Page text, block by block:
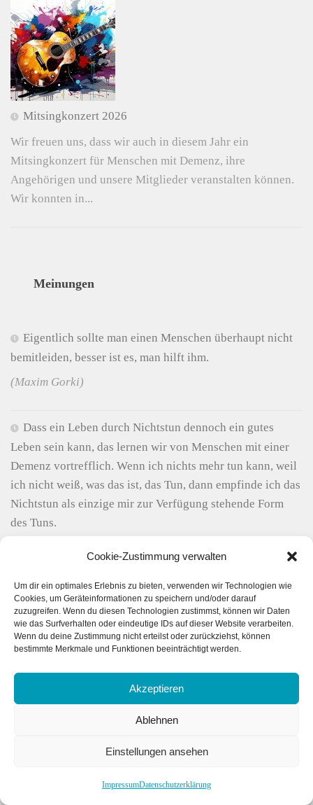
Cookie-Zustimmung verwalten
Um dir ein optimales Erlebnis zu bieten, verwenden wir Technologien wie
Cookies, um Geräteinformationen zu speichern und/oder darauf
zuzugreifen. Wenn du diesen Technologien zustimmst, können wir Daten
wie das Surfverhalten oder eindeutige IDs auf dieser Website verarbeiten.
Wenn du deine Zustimmung nicht erteilst oder zurückziehst, können
bestimmte Merkmale und Funktionen beeinträchtigt werden.
Akzeptieren
Ablehnen
Einstellungen ansehen
ImpressumDatenschutzerklärung
Mitsingkonzert 2026
Wir freuen uns, dass wir auch in diesem Jahr ein
Mitsingkonzert für Menschen mit Demenz, ihre
Angehörigen und unsere Mitglieder veranstalten können.
Wir konnten in...
Meinungen
Eigentlich sollte man einen Menschen überhaupt nicht
bemitleiden, besser ist es, man hilft ihm.
(Maxim Gorki)
Dass ein Leben durch Nichtstun dennoch ein gutes
Leben sein kann, das lernen wir von Menschen mit einer
Demenz vortrefflich. Wenn ich nichts mehr tun kann, weil
ich nicht weiß, was das ist, das Tun, dann empfinde ich das
Nichtstun als einzige mir zur Verfügung stehende Form
des Tuns.
für Menschn mit Demenz" von Stephan Kostrzewa.
Plakat Netzwerktreffen zum Thema Therapeutisches Gammeln
Zurück zur Termin-Seite...